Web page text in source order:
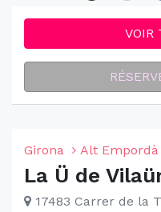
VOIR
Girona Alt Empordà
La Ü de
17483 Carrer de la